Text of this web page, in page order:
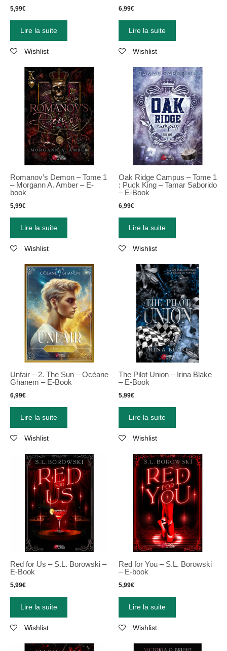
5,99€
Lire la suite
Wishlist
6,99€
Lire la suite
Wishlist
Romanov’s Demon – Tome 1
– Morgann A. Amber – E-
book
5,99€
Lire la suite
Wishlist
Oak Ridge Campus – Tome 1
: Puck King – Tamar Saborido
– E-Book
6,99€
Lire la suite
Wishlist
Unfair – 2. The Sun – Océane
Ghanem – E-Book
6,99€
Lire la suite
Wishlist
The Pilot Union – Irina Blake
– E-Book
5,99€
Lire la suite
Wishlist
Red for Us – S.L. Borowski –
E-Book
5,99€
Lire la suite
Wishlist
Red for You – S.L. Borowski
– E-book
5,99€
Lire la suite
Wishlist